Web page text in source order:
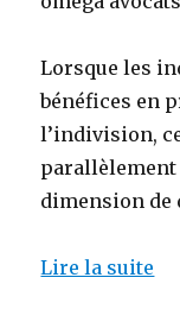
Lorsque les
bénéfices en
l’indivision,
parallèlement
dimension de
Lire la suite